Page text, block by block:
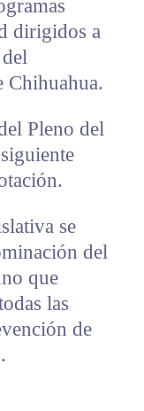
dirigidos a
Chihuahua.
Pleno del
se
del
que
las
de